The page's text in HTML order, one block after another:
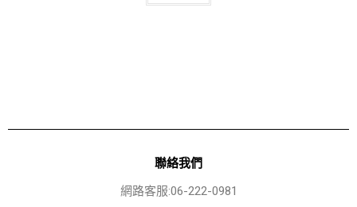
聯絡我們
網路客服:06-222-0981